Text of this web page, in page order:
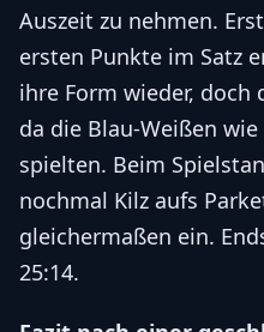
Auszeit zu nehmen.
ersten Punkte im Satz
ihre Form wieder, doch
da die Blau-Weißen
spielten. Beim
nochmal Kilz aufs
gleichermaßen ein.
25:14.